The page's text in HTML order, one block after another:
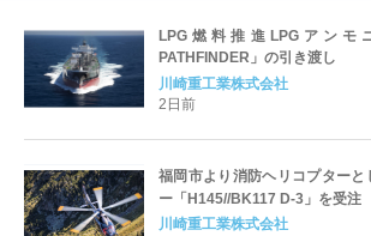
LPG燃料推進LPGアンモ
PATHFINDER」の引き渡し
川崎重工業株式会社
2日前
福岡市より消防ヘリコプターと
ー「H145//BK117 D-3」を受注
川崎重工業株式会社